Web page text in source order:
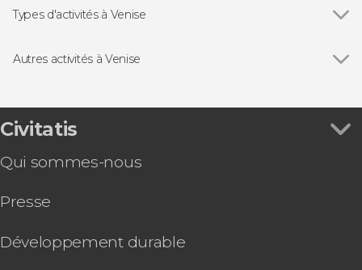
Basilique Saint-Marc
Pont du Rialto
Types d'activités à Venise
Excursions d'une journée depuis Venise
Concerts à Venise
Autres activités à Venise
Venise : Billet + Visite
Concert des Quatre Saisons de Vivaldi à l'église
Billet pour le Théâtre La Fenice
des Doges avec audioguide
Visite guidée + Basilique + Palais des Doges
Civitatis
Qui sommes-nous
Presse
Développement durable